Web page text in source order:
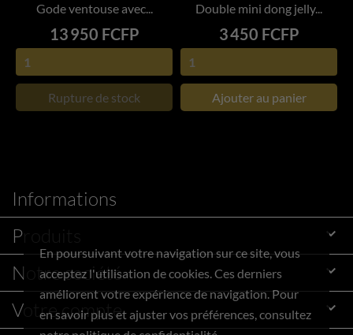
En poursuivant votre navigation sur ce site, vous
acceptez l'utilisation de cookies. Ces derniers
améliorent votre expérience de navigation. Pour
en savoir plus et ajuster vos préférences, consultez
Gode ventouse avec...
Prix
13 950 FCFP
Rupture de stock
Double mini dong jelly...
Prix
3 450 FCFP
Ajouter au panier
Informations
Produits

Notre société 
Votre compte 